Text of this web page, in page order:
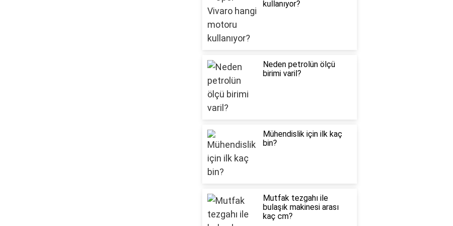
kullanıyor?
Neden petrolün ölçü
birimi varil?
Mühendislik için ilk kaç
bin?
Mutfak tezgahı ile
bulaşık makinesi arası
kaç cm?